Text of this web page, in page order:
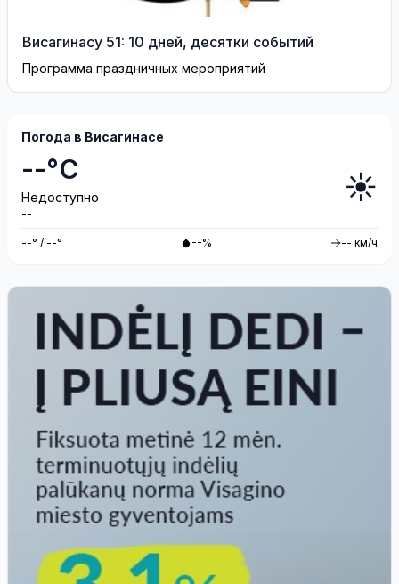
Висагинасу 51: 10 дней, десятки событий
Программа праздничных мероприятий
Погода в Висагинасе
--°C
Недоступно
--
☀️
--° / --° --% -- км/ч